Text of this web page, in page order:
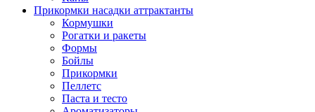
Прикормки насадки аттрактанты
Кормушки
Рогатки и ракеты
Формы
Бойлы
Прикормки
Пеллетс
Паста и тесто